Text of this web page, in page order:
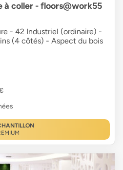
à coller - floors@work55
- 42 Industriel (ordinaire) -
(4 côtés) - Aspect du bois